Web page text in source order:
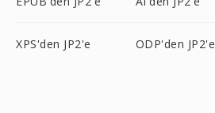
XPS'den JP2'e ODP'den JP2'e